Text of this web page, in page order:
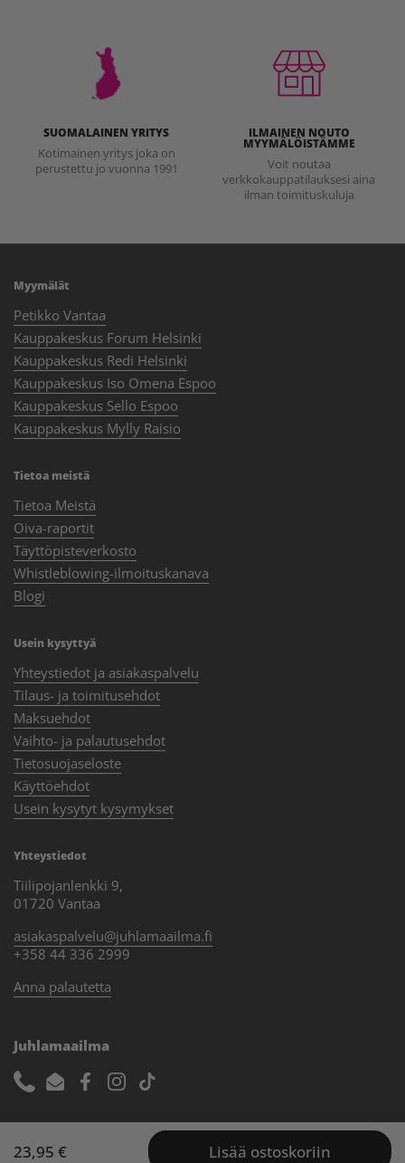
SUOMALAINEN YRITYS
Kotimainen yritys joka on
perustettu jo vuonna 1991
ILMAINEN NOUTO
MYYMÄLÖISTÄMME
Voit noutaa
verkkokauppatilauksesi aina
ilman toimituskuluja
Myymälät
Petikko Vantaa
Kauppakeskus Forum Helsinki
Kauppakeskus Redi Helsinki
Kauppakeskus Iso Omena Espoo
Kauppakeskus Sello Espoo
Kauppakeskus Mylly Raisio
Tietoa meistä
Tietoa Meistä
Oiva-raportit
Täyttöpisteverkosto
Whistleblowing-ilmoituskanava
Blogi
Usein kysyttyä
Yhteystiedot ja asiakaspalvelu
Tilaus- ja toimitusehdot
Maksuehdot
Vaihto- ja palautusehdot
Tietosuojaseloste
Käyttöehdot
Usein kysytyt kysymykset
Yhteystiedot
Tiilipojanlenkki 9,
01720 Vantaa
asiakaspalvelu@juhlamaailma.fi
+358 44 336 2999
Anna palautetta
Juhlamaailma
PhoneEmailFacebook
Instagram
TikTok
Copyright © 2026 Juhlamaailma.Shopify-verkkokaupat
23,95 € Lisää ostoskoriin